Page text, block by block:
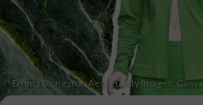
Emma Stone /fot. Aeon, Getty Images; Canva